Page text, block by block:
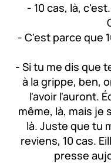
- 10 cas, là,
- C'est parce que
- Si tu me dis que
à la grippe, ben,
l'avoir l'auront.
même, là, mais je
là. Juste que tu
reviens, 10 cas.
presse